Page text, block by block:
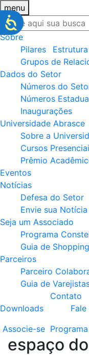
menu
Sobre
Pilares
Estrutura
Grupos de
Dados do Setor
Números do
Números
Inaugurações
Universidade Abrasce
Sobre a
Cursos
Prêmio
Eventos
Notícias
Defesa do Setor
Envie sua Notícia
Seja um Associado
Programa
Guia de
Parceiros
Parceiro
Guia de
Downloads
Contato
Associe-se Programa
espaço do